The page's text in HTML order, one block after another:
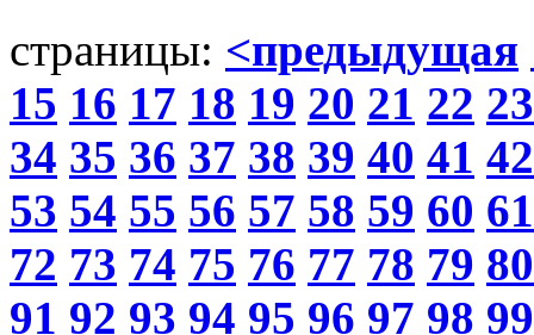
страницы: <предыдущая
15 16 17 18 19 20 21 22 23
34 35 36 37 38 39 40 41 42
53 54 55 56 57 58 59 60 61
72 73 74 75 76 77 78 79 80
91 92 93 94 95 96 97 98 99